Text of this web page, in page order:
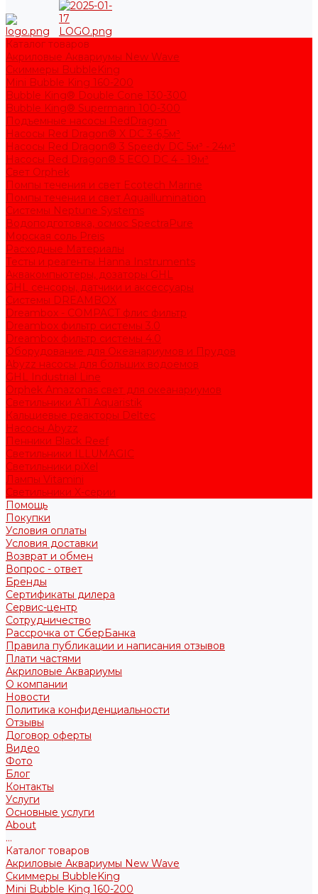
Каталог товаров
Акриловые Аквариумы New Wave
Скиммеры BubbleKing
Mini Bubble King 160-200
Bubble King® Double Cone 130-300
Bubble King® Supermarin 100-300
Подъемные насосы RedDragon
Насосы Red Dragon® X DC 3-6,5м³
Насосы Red Dragon® 3 Speedy DC 5м³ - 24м³
Насосы Red Dragon® 5 ECO DC 4 - 19м³
Свет Orphek
Помпы течения и свет Ecotech Marine
Помпы течения и свет Aquaillumination
Системы Neptune Systems
Водоподготовка, осмос SpectraPure
Морская соль Preis
Расходные Материалы
Тесты и реагенты Hanna Instruments
Аквакомпьютеры, дозаторы GHL
GHL сенсоры, датчики и аксессуары
Системы DREAMBOX
Dreambox - COMPACT флис фильтр
Dreambox фильтр системы 3.0
Dreambox фильтр системы 4.0
Оборудование для Океанариумов и Прудов
Abyzz насосы для больших водоемов
GHL Industrial Line
Orphek Amazonas свет для океанариумов
Светильники ATI Aquaristik
Кальциевые реакторы Deltec
Насосы Abyzz
Пенники Black Reef
Светильники ILLUMAGIC
Светильники piXel
Лампы Vitamini
Светильники X-серии
Помощь
Покупки
Условия оплаты
Условия доставки
Возврат и обмен
Вопрос - ответ
Бренды
Сертификаты дилера
Сервис-центр
Сотрудничество
Рассрочка от СберБанка
Правила публикации и написания отзывов
Плати частями
Акриловые Аквариумы
О компании
Новости
Политика конфиденциальности
Отзывы
Договор оферты
Видео
Фото
Блог
Контакты
Услуги
Основные услуги
About
...
Каталог товаров
Акриловые Аквариумы New Wave
Скиммеры BubbleKing
Mini Bubble King 160-200